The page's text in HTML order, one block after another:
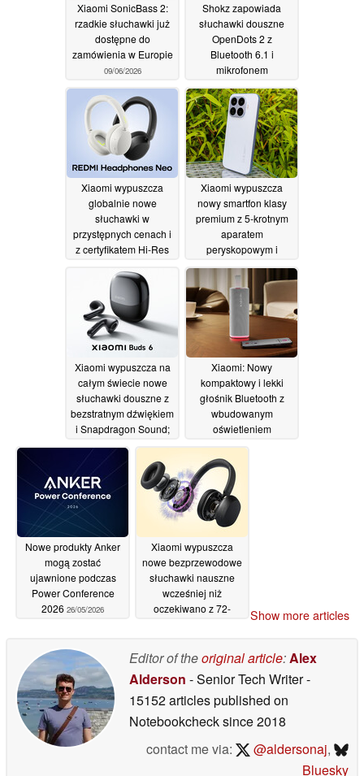
Xiaomi SonicBass 2:
rzadkie słuchawki już
dostępne do
zamówienia w Europie
09/06/2026
Shokz zapowiada
słuchawki douszne
OpenDots 2 z
Bluetooth 6.1 i
mikrofonem
kostnym05/06/2026
Xiaomi wypuszcza
globalnie nowe
słuchawki w
przystępnych cenach i
z certyfikatem Hi-Res
Xiaomi wypuszcza
nowy smartfon klasy
premium z 5-krotnym
aparatem
peryskopowym i
28/05/2026
Xiaomi wypuszcza na
całym świecie nowe
słuchawki douszne z
bezstratnym dźwiękiem
i Snapdragon Sound;
ceny w Europie
28/05/2026
Xiaomi: Nowy
kompaktowy i lekki
głośnik Bluetooth z
wbudowanym
oświetleniem
globalny
Nowe produkty Anker
mogą zostać
ujawnione podczas
Power Conference
2026 26/05/2026
Xiaomi wypuszcza
nowe bezprzewodowe
słuchawki nauszne
wcześniej niż
oczekiwano z 72-
26/05/2026
Show more articles
Editor of theoriginal article:Alex
Alderson - Senior Tech Writer-
15152 articles published on
Notebookchecksince 2018
contact me via:
@aldersonaj,
Bluesky